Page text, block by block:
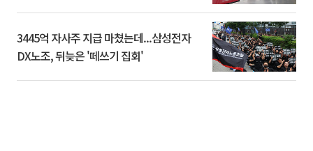
3445억 자사주 지급 마쳤는데...삼성전자
DX노조, 뒤늦은 '떼쓰기 집회'